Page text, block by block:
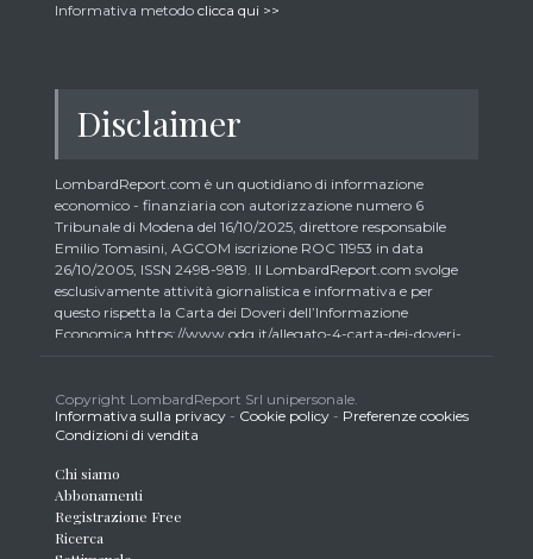
Informativa metodo clicca qui >>
Disclaimer
LombardReport.com è un quotidiano di informazione
economico - finanziaria con autorizzazione numero 6
Tribunale di Modena del 16/10/2025, direttore responsabile
Emilio Tomasini, AGCOM iscrizione ROC 11953 in data
26/10/2005, ISSN 2498-9819. Il LombardReport.com svolge
esclusivamente attività giornalistica e informativa e per
questo rispetta la Carta dei Doveri dell’Informazione
Economica https://www.odg.it/allegato-4-carta-dei-doveri-
essere consapevoli che i collaboratori di LombardReport.com
iscritti all’Ordine dei Giornalisti non possono detenere i titoli
oggetto dei loro articoli mentre i collaboratori non giornalisti
trader retail e comunque inferiori allo 0,5% del capitale, gli
strumenti finanziari oggetto dei loro articoli creando così un
potenziale conflitto di interesse con i lettori stessi. L’accesso al
presente sito implica la conoscenza e la piena accettazione
Copyright LombardReport Srl unipersonale.
Informativa sulla privacy - Cookie policy - Preferenze cookies
Condizioni di vendita
Chi siamo
Abbonamenti
Registrazione Free
Ricerca